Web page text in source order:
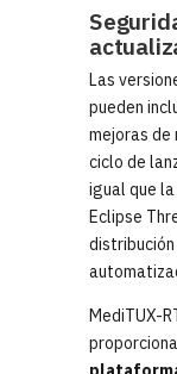
Las
pueden
mejoras de
ciclo de
igual que
Eclipse
distribución
MediTUX-